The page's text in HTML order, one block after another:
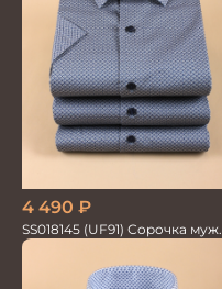
4 490 ₽
SS018145 (UF91) Сорочка муж.
кр.рук. GROSTYLE PRIME